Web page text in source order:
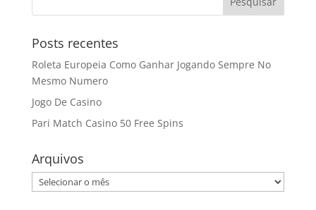
Posts recentes
Roleta Europeia Como Ganhar Jogando Sempre No
Mesmo Numero
Jogo De Casino
Pari Match Casino 50 Free Spins
Arquivos
Arquivos